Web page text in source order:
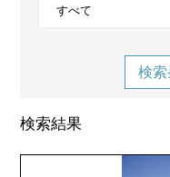
検索
検索結果